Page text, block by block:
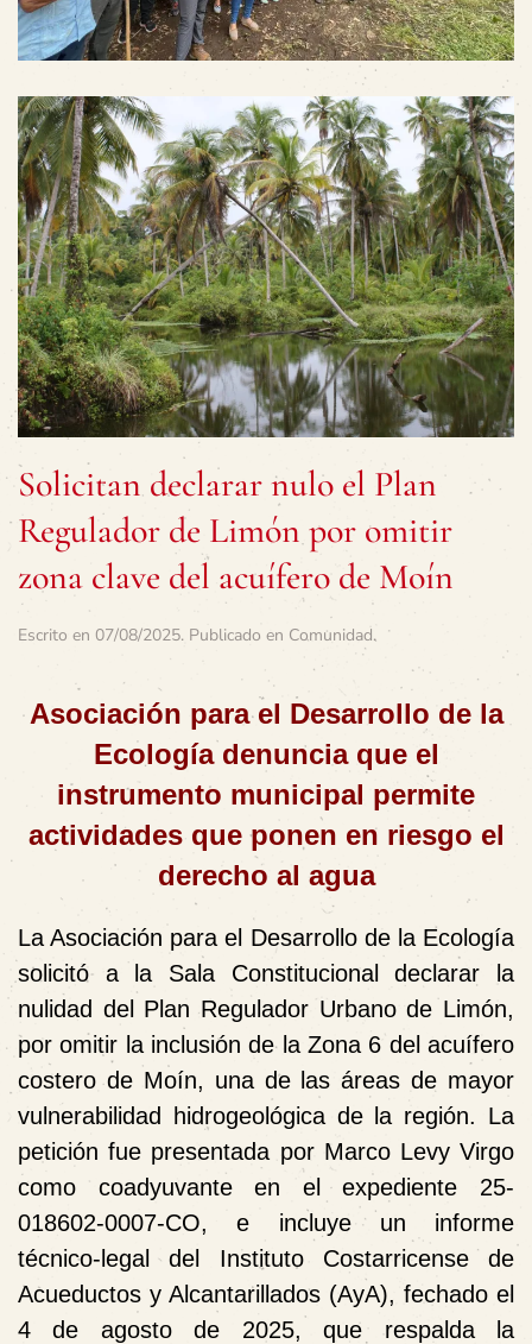
Solicitan declarar nulo el Plan
Regulador de Limón por omitir
zona clave del acuífero de Moín
Escrito en 07/08/2025. Publicado en Comunidad.
Asociación para el Desarrollo de la
Ecología denuncia que el
instrumento municipal permite
actividades que ponen en riesgo el
derecho al agua
La Asociación para el Desarrollo de la Ecología
solicitó a la Sala Constitucional declarar la
nulidad del Plan Regulador Urbano de Limón,
por omitir la inclusión de la Zona 6 del acuífero
costero de Moín, una de las áreas de mayor
vulnerabilidad hidrogeológica de la región. La
petición fue presentada por Marco Levy Virgo
como coadyuvante en el expediente 25-
018602-0007-CO, e incluye un informe
técnico-legal del Instituto Costarricense de
Acueductos y Alcantarillados (AyA), fechado el
4 de agosto de 2025, que respalda la